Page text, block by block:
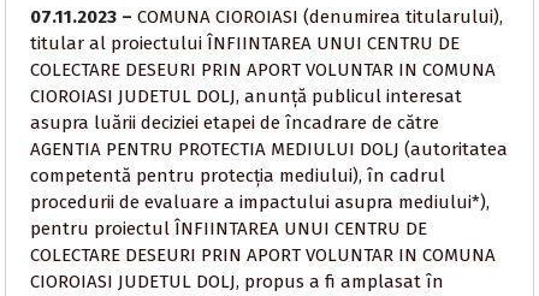
07.11.2023 – COMUNA CIOROIASI (denumirea titularului),
titular al proiectului ÎNFIINTAREA UNUI CENTRU DE
COLECTARE DESEURI PRIN APORT VOLUNTAR IN COMUNA
CIOROIASI JUDETUL DOLJ, anunţă publicul interesat
asupra luării deciziei etapei de încadrare de către
AGENTIA PENTRU PROTECTIA MEDIULUI DOLJ (autoritatea
competentă pentru protecţia mediului), în cadrul
procedurii de evaluare a impactului asupra mediului*),
pentru proiectul ÎNFIINTAREA UNUI CENTRU DE
COLECTARE DESEURI PRIN APORT VOLUNTAR IN COMUNA
CIOROIASI JUDETUL DOLJ, propus a fi amplasat în